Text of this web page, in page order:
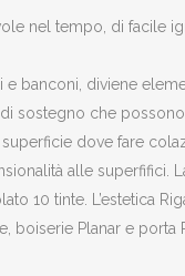
nel tempo, di facile
banconi, diviene
sostegno che
dove fare
alle superfifici.
10 tinte. L’estetica
Planar e porta